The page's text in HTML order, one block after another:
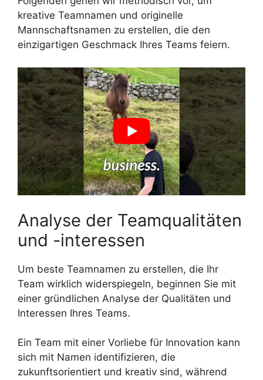
kreative Teamnamen und originelle
Mannschaftsnamen zu erstellen, die den
einzigartigen Geschmack Ihres Teams feiern.
Analyse der Teamqualitäten
und -interessen
Um beste Teamnamen zu erstellen, die Ihr
Team wirklich widerspiegeln, beginnen Sie mit
einer gründlichen Analyse der Qualitäten und
Interessen Ihres Teams.
Ein Team mit einer Vorliebe für Innovation kann
sich mit Namen identifizieren, die
zukunftsorientiert und kreativ sind, während